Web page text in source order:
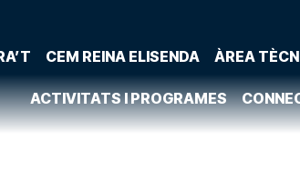
CEM REINA ELISENDA ÀREA
ACTIVITATS I PROGRAMES